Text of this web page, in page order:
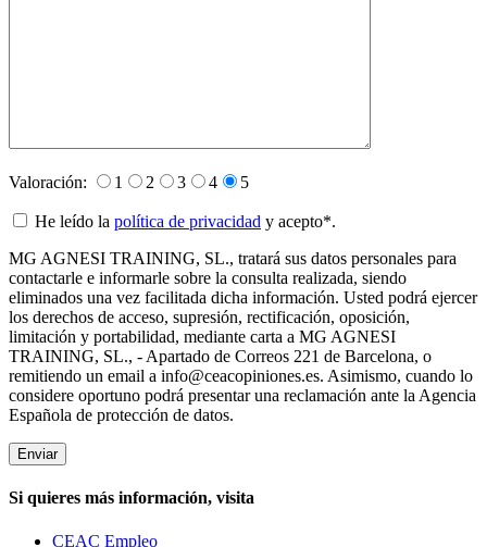
Valoración: 1 2 3 4 5
He leído la política de privacidad y acepto*.
MG AGNESI TRAINING, SL., tratará sus datos personales para
contactarle e informarle sobre la consulta realizada, siendo
eliminados una vez facilitada dicha información. Usted podrá ejercer
los derechos de acceso, supresión, rectificación, oposición,
limitación y portabilidad, mediante carta a MG AGNESI
TRAINING, SL., - Apartado de Correos 221 de Barcelona, o
remitiendo un email a info@ceacopiniones.es. Asimismo, cuando lo
considere oportuno podrá presentar una reclamación ante la Agencia
Española de protección de datos.
Si quieres más información, visita
CEAC Empleo